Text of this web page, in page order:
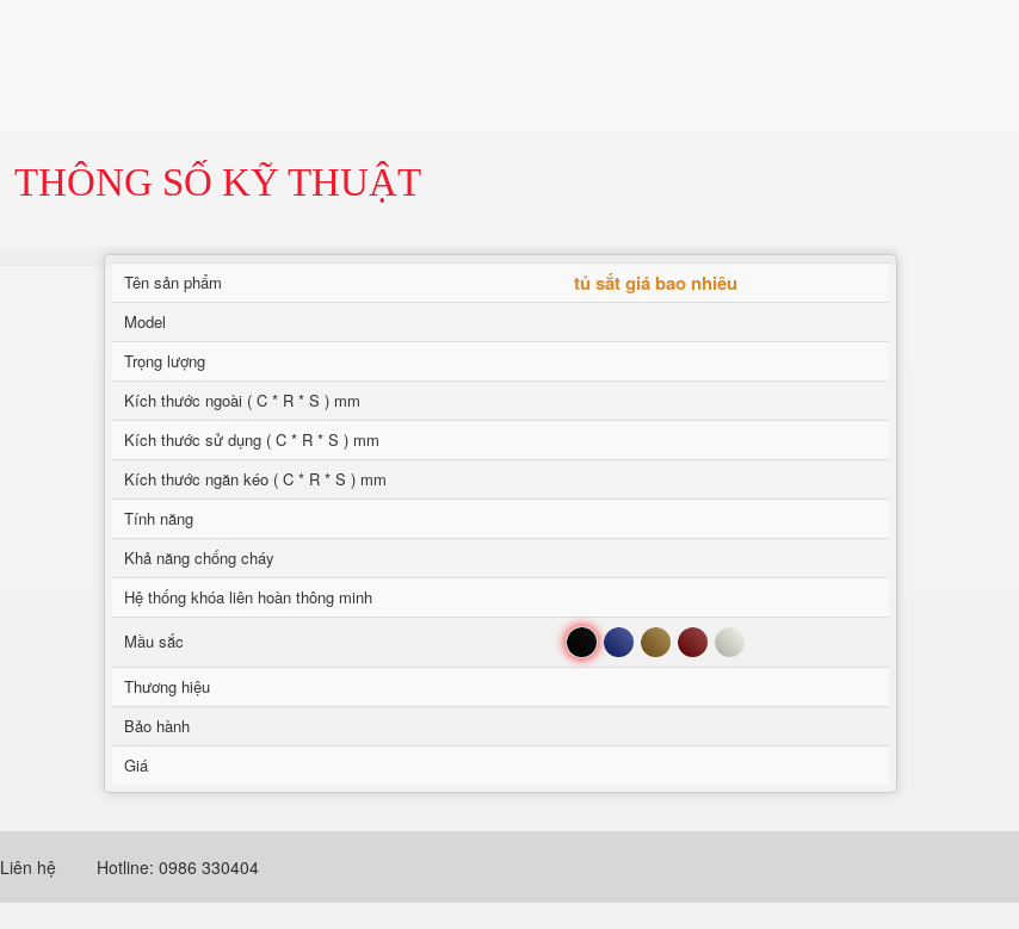
THÔNG SỐ KỸ THUẬT
Tên sản phẩm tủ sắt giá bao nhiêu
Model
Trọng lượng
Kích thước ngoài ( C * R * S ) mm
Kích thước sử dụng ( C * R * S ) mm
Kích thước ngăn kéo ( C * R * S ) mm
Tính năng
Khả năng chống cháy
Hệ thống khóa liên hoàn thông minh
Mầu sắc
Đen Xanh Nâu Đỏ Trắng
Thương hiệu
Bảo hành
Giá
Liên hệ Hotline: 0986 330404